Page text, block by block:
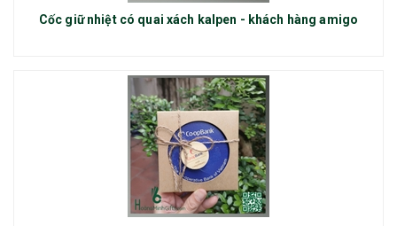
Cốc giữ nhiệt có quai xách kalpen - khách hàng amigo